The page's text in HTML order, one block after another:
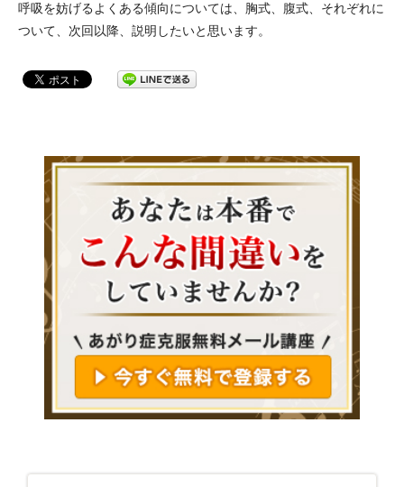
呼吸を妨げるよくある傾向については、胸式、腹式、それぞれに
ついて、次回以降、説明したいと思います。